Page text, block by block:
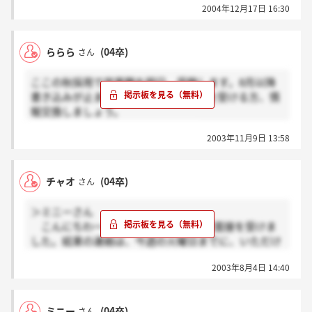
2004年12月17日 16:30
ららら さん (04卒)
ここの秋採用で営業職を明日、受験します。8月以降
書き込みが止まっていますが、秋採用を受ける方、情
報交換しましょう。
2003年11月9日 13:58
チャオ さん (04卒)
＞ミニーさん
こんにちわー！私も1日に、事務職で面接を受けま
した。結果の連絡は、今週の火曜日までに、いただけ
お互いに良い結果を頂けることを祈ってます！結果連
2003年8月4日 14:40